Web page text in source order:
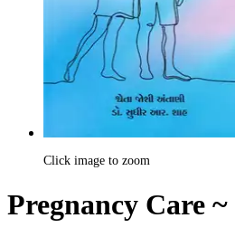
Click image to zoom
Pregnancy Care